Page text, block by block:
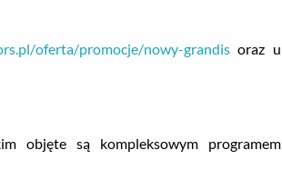
oferta/promocje/nowy-grandis oraz u
objęte są kompleksowym programem